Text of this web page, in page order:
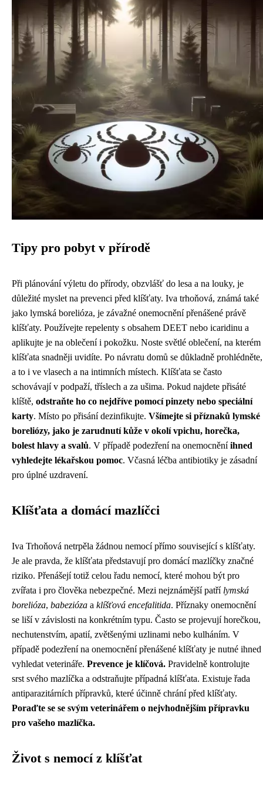
Tipy pro pobyt v přírodě
Při plánování výletu do přírody, obzvlášť do lesa a na louky, je
důležité myslet na prevenci před klíšťaty. Iva trhoňová, známá také
jako lymská borelióza, je závažné onemocnění přenášené právě
klíšťaty. Používejte repelenty s obsahem DEET nebo icaridinu a
aplikujte je na oblečení i pokožku. Noste světlé oblečení, na kterém
klíšťata snadněji uvidíte. Po návratu domů se důkladně prohlédněte,
a to i ve vlasech a na intimních místech. Klíšťata se často
schovávají v podpaží, tříslech a za ušima. Pokud najdete přisáté
klíště, odstraňte ho co nejdříve pomocí pinzety nebo speciální
karty. Místo po přisání dezinfikujte. Všímejte si příznaků lymské
boreliózy, jako je zarudnutí kůže v okolí vpichu, horečka,
bolest hlavy a svalů. V případě podezření na onemocněníihned
vyhledejte lékařskou pomoc. Včasná léčba antibiotiky je zásadní
pro úplné uzdravení.
Klíšťata a domácí mazlíčci
Iva Trhoňová netrpěla žádnou nemocí přímo související s klíšťaty.
Je ale pravda, že klíšťata představují pro domácí mazlíčky značné
riziko. Přenášejí totiž celou řadu nemocí, které mohou být pro
zvířata i pro člověka nebezpečné. Mezi nejznámější patří lymská
borelióza, babezióza a klíšťová encefalitida. Příznaky onemocnění
se liší v závislosti na konkrétním typu. Často se projevují horečkou,
nechutenstvím, apatií, zvětšenými uzlinami nebo kulháním. V
případě podezření na onemocnění přenášené klíšťaty je nutné ihned
vyhledat veterináře. Prevence je klíčová. Pravidelně kontrolujte
srst svého mazlíčka a odstraňujte případná klíšťata. Existuje řada
antiparazitárních přípravků, které účinně chrání před klíšťaty.
Poraďte se se svým veterinářem o nejvhodnějším přípravku
pro vašeho mazlíčka.
Život s nemocí z klíšťat